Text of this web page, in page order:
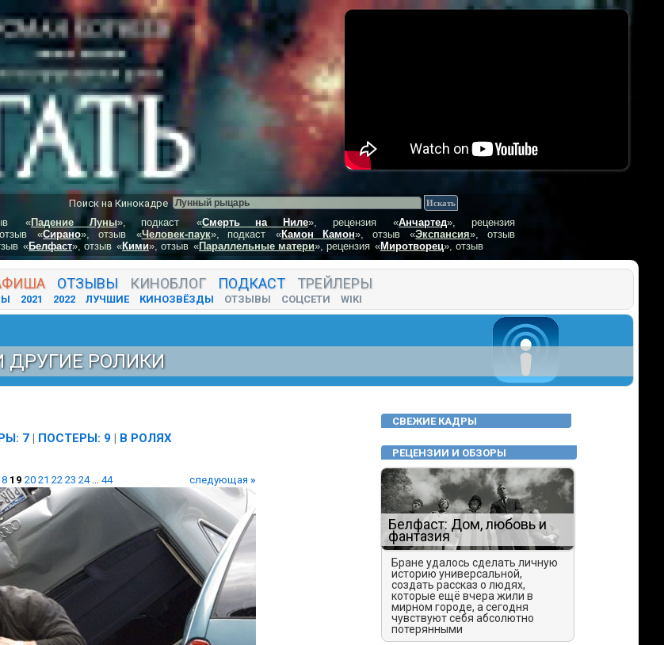
Поиск на Кинокадре
«Падение Луны», подкаст «Смерть на Ниле», рецензия «Анчартед», рецензия
«Сирано», отзыв «Человек-паук», подкаст «Камон Камон», отзыв «Экспансия», отзыв
«Белфаст», отзыв «Кими», отзыв «Параллельные матери», рецензия «Миротворец», отзыв
ОТЗЫВЫ КИНОБЛОГ ПОДКАСТ ТРЕЙЛЕРЫ
2021 2022 ЛУЧШИЕ КИНОЗВЁЗДЫ ОТЗЫВЫ СОЦСЕТИ WIKI
ДРУГИЕ РОЛИКИ
7 | ПОСТЕРЫ: 9 | В РОЛЯХ
19 20 21 22 23 24... 44 следующая »
СВЕЖИЕ КАДРЫ
РЕЦЕНЗИИ И ОБЗОРЫ
Белфаст: Дом, любовь и
фантазия
Бране удалось сделать личную
историю универсальной,
создать рассказ о людях,
которые ещё вчера жили в
мирном городе, а сегодня
чувствуют себя абсолютно
потерянными